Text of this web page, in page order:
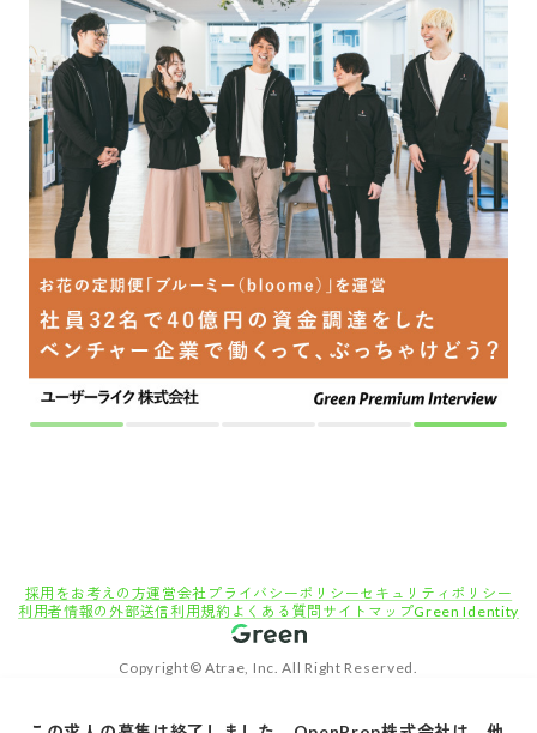
採用をお考えの方 運営会社プライバシーポリシーセキュリティポリシー
利用者情報の外部送信
利用規約 よくある質問 サイトマップ Green Identity
Copyright© Atrae, Inc. All Right Reserved.
転職サイトGreen 専門職（金融/不動産/コンサルタント/士業）の求人
【不動産小口化・証券化責任者】 不動産アセットを「金融商品」として成立させる設計者